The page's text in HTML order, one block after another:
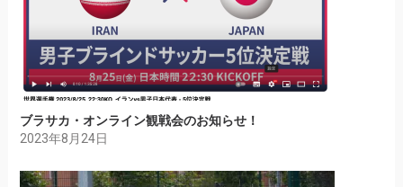
ブラサカ・オンライン観戦会のお知らせ！
2023年8月24日